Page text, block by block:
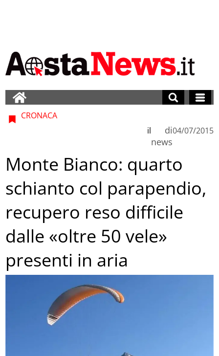
CRONACA
di
news
il 04/07/2015
Monte Bianco: quarto
schianto col parapendio,
recupero reso difficile
dalle «oltre 50 vele»
presenti in aria